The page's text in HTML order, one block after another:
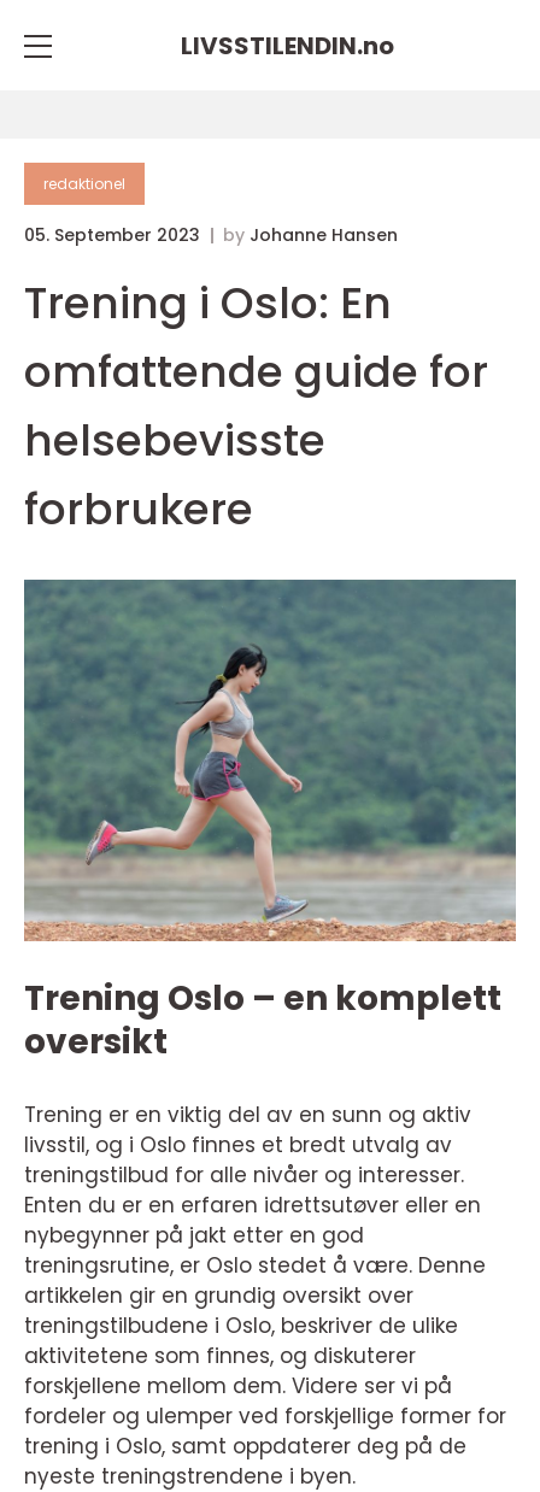
LIVSSTILENDIN.no
redaktionel
05. September 2023 by Johanne Hansen
Trening i Oslo: En
omfattende guide for
helsebevisste
forbrukere
Trening Oslo – en komplett
oversikt
Trening er en viktig del av en sunn og aktiv
livsstil, og i Oslo finnes et bredt utvalg av
treningstilbud for alle nivåer og interesser.
Enten du er en erfaren idrettsutøver eller en
nybegynner på jakt etter en god
treningsrutine, er Oslo stedet å være. Denne
artikkelen gir en grundig oversikt over
treningstilbudene i Oslo, beskriver de ulike
aktivitetene som finnes, og diskuterer
forskjellene mellom dem. Videre ser vi på
fordeler og ulemper ved forskjellige former for
trening i Oslo, samt oppdaterer deg på de
nyeste treningstrendene i byen.